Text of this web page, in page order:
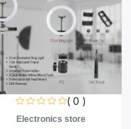
( 0 )
Electronics store